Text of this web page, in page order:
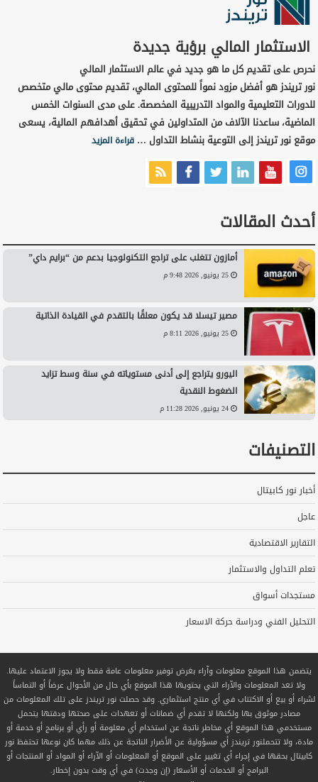
الاستثمار المالي برؤية جديدة
نحرص على تقديم كل ما هو جديد في عالم الاستثمار المالي
نور تريندز هو أفضل مزود نمواً للمحتوى المالي، تقديم محتوى مالي متخصص
للدورات التعليمية والمواد التدريبية المخصصة. على مدى السنوات الخمس
الماضية، ساعدنا الآلاف من المتداولين في تحقيق أهدافهم المالية، يسعى
موقع نور تريندز إلى التوعية بنشاط التداول …قراءة المزيد
أحدث المقالات
أمازون تتغلب على تراجع التكنولوجيا بدعم من “برايم داي”
25 يونيو, 2026 9:48 م
مصير تيسلا قد يكون معلقًا بالتقدم في القيادة الذاتية
25 يونيو, 2026 8:11 م
اليورو يتراجع إلى أدنى مستوياته في سنة وسط تزايد
الضغوط النقدية
24 يونيو, 2026 11:28 م
التصنيفات
أخبار نور كابيتال
عاجل
التقارير الاقتصادية
تعلم التداول والاستثمار
مستجدات أسواق
التحليل الفني ودراسة حركة الاسعار
يتضمن هذا الموقع معلومات وآراء بغرض توفير معلومات عامة فقط ولا يجوز الاعتماد عليها.
ولا تعد المعلومات والآراء التي يحتويها هذا الموقع بأي حال من الأحوال عرضاً أو التماساً
لشراء أو بيع أو الاكتتاب في أي منتج استثماري. وقد حصلت نور تريندز على تلك المعلومات من
مصادر موثوق بها ولكنها لا تقدم أي ضمانات أو تعهدات على صحتها ودقتها يتحمل
مستخدمي هذا الموقع أي مخاطر ناتجة عن استخدام أي معلومة أو رأي أو برنامج أو خدمة أو
مادة، ولا تتحملنور تريندز أي مسؤولية عن الأضرار الناتجة عن ذلك مهما كان نوعها تحتفظ نور
كابيتال بحقها في إجراء أي تغيير على الموقع أو المعلومات أو الآراء أو المواد أو المنتجات أو
البرامج أو الخدمات أو الأسعار (إن وجدت) في أي وقت بدون إخطار.